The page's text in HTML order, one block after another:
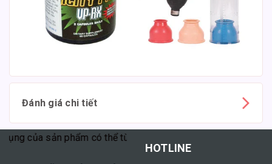
Đánh giá chi tiết
của sản phẩm có thể tùy thuộc vào cơ địa mỗi người."
HOTLINE